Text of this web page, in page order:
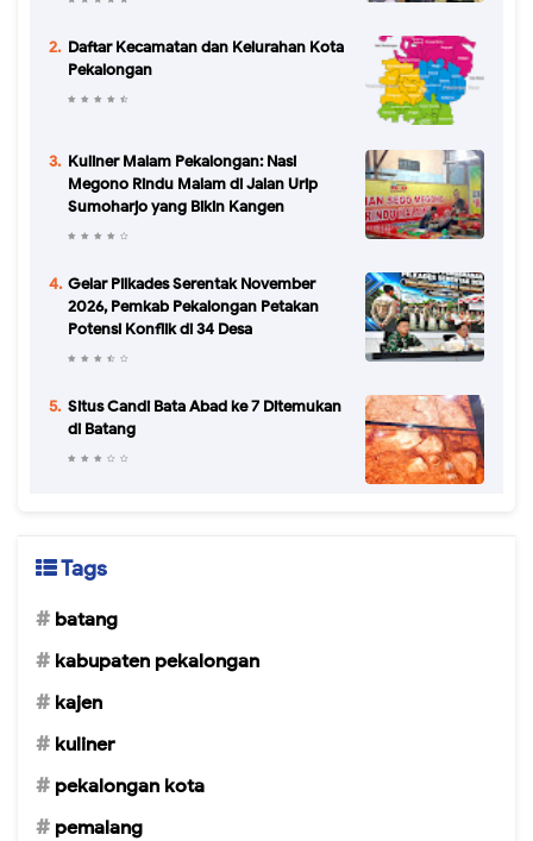
Daftar Kecamatan dan Kelurahan Kota
Pekalongan
Kuliner Malam Pekalongan: Nasi
Megono Rindu Malam di Jalan Urip
Sumoharjo yang Bikin Kangen
Gelar Pilkades Serentak November
2026, Pemkab Pekalongan Petakan
Potensi Konflik di 34 Desa
Situs Candi Bata Abad ke 7 Ditemukan
di Batang
Tags
batang
kabupaten pekalongan
kajen
kuliner
pekalongan kota
pemalang